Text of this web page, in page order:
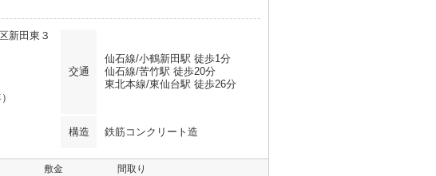
新田東３
交通
仙石線/小鶴新田駅 徒歩1分
仙石線/苦竹駅 徒歩20分
東北本線/東仙台駅 徒歩26分
構造 鉄筋コンクリート造
敷金
間取り